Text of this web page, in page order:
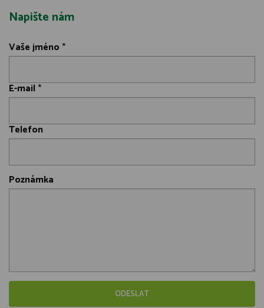
Napište nám
Vaše jméno *
E-mail *
Telefon
Poznámka